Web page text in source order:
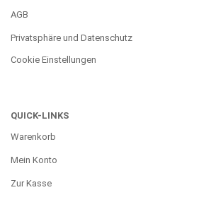
AGB
Privatsphäre und Datenschutz
Cookie Einstellungen
QUICK-LINKS
Warenkorb
Mein Konto
Zur Kasse